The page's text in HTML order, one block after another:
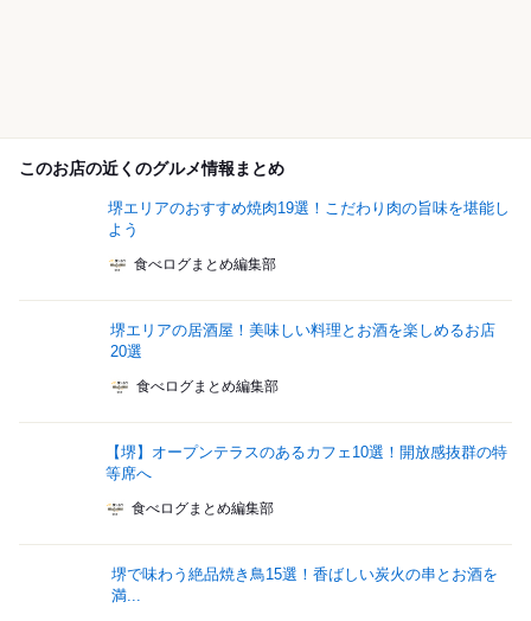
このお店の近くのグルメ情報まとめ
堺エリアのおすすめ焼肉19選！こだわり肉の旨味を堪能し
よう
食べログまとめ編集部
堺エリアの居酒屋！美味しい料理とお酒を楽しめるお店
20選
食べログまとめ編集部
【堺】オープンテラスのあるカフェ10選！開放感抜群の特
等席へ
食べログまとめ編集部
堺で味わう絶品焼き鳥15選！香ばしい炭火の串とお酒を
満...